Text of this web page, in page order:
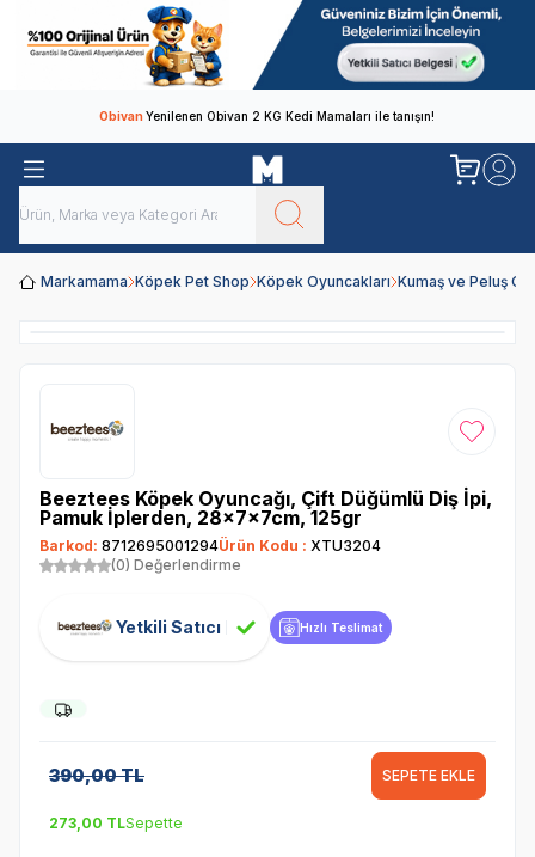
ObivanYenilenen Obivan 2 KG Kedi Mamaları ile tanışın!
Markamama Köpek Pet Shop Köpek Oyuncakları Kumaş ve Peluş
Favoriye
Beeztees Köpek Oyuncağı, Çift Düğümlü Diş İpi,
Pamuk İplerden, 28x7x7cm, 125gr
Barkod: 8712695001294Ürün Kodu : XTU3204
(0) Değerlendirme
Yetkili Satıcı Hızlı Teslimat
390,00TL SEPETE EKLE
273,00 TLSepette